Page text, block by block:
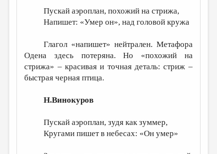
Пускай аэроплан, похожий на стрижа,
Напишет: «Умер он», над головой кружа
Глагол «напишет» нейтрален. Метафора
Одена здесь потеряна. Но «похожий на
стрижа» – красивая и точная деталь: стриж –
быстрая черная птица.
Н.Винокуров
Пускай аэроплан, зудя как зуммер,
Кругами пишет в небесах: «Он умер»